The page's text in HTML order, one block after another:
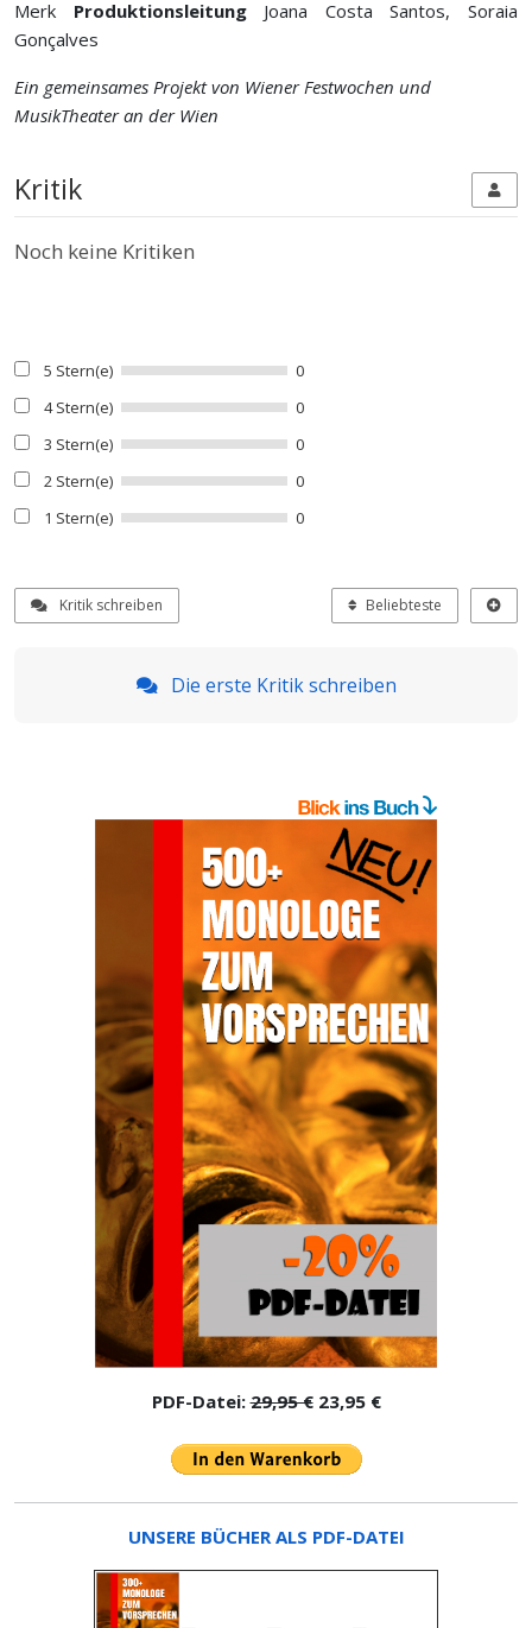
Merk Produktionsleitung Joana Costa Santos, Soraia
Gonçalves
Ein gemeinsames Projekt von Wiener Festwochen und
MusikTheater an der Wien
Kritik
Noch keine Kritiken
5 Stern(e)
0
4 Stern(e)
0
3 Stern(e)
0
2 Stern(e)
0
1 Stern(e)
0
Kritik schreiben Beliebteste
Die erste Kritik schreiben
PDF-Datei:29,95 €23,95 €
UNSERE BÜCHER ALS PDF-DATEI